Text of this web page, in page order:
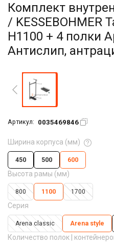
Комплект
/ KESSEBOHMER
H1100 + 4 полки
Антислип,
Артикул: 0035469846
Ширина корпуса (мм)
450 500 600
Высота рамы (мм)
800 1100 1700
Серия
Arena classic Arena style
Количество полок |